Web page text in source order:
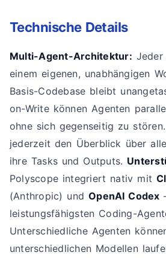
Technische Details
Multi-Agent-Architektur:
einem eigenen, unabhängigen
Basis-Codebase bleibt
on-Write können Agenten
ohne sich gegenseitig zu
jederzeit den Überblick über
ihre Tasks und Outputs.
Polyscope integriert nativ mit
(Anthropic) undOpenAI Codex
leistungsfähigsten Coding-
Unterschiedliche Agenten
unterschiedlichen Modellen